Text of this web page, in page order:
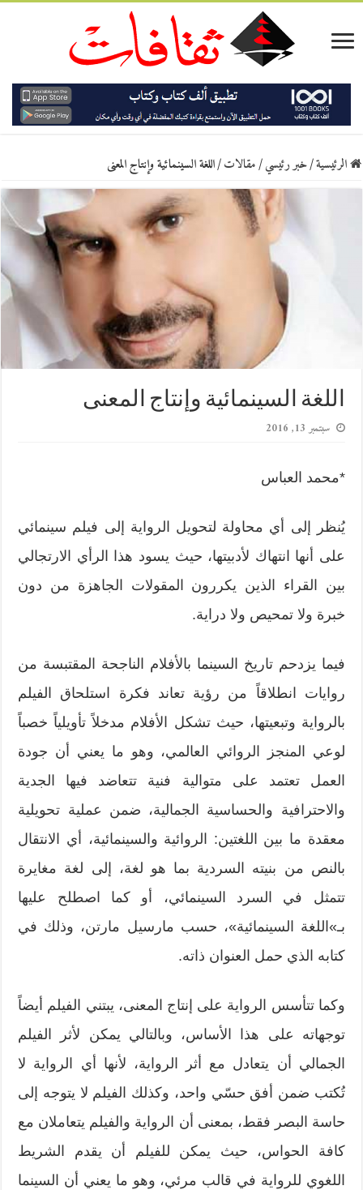
الرئيسية/خبر رئيسي/مقالات/اللغة السينمائية وإنتاج المعنى
اللغة السينمائية وإنتاج المعنى
سبتمبر 13, 2016
*محمد العباس
يُنظر إلى أي محاولة لتحويل الرواية إلى فيلم سينمائي
على أنها انتهاك لأدبيتها، حيث يسود هذا الرأي الارتجالي
بين القراء الذين يكررون المقولات الجاهزة من دون
خبرة ولا تمحيص ولا دراية.
فيما يزدحم تاريخ السينما بالأفلام الناجحة المقتبسة من
روايات انطلاقاً من رؤية تعاند فكرة استلحاق الفيلم
بالرواية وتبعيتها، حيث تشكل الأفلام مدخلاً تأويلياً خصباً
لوعي المنجز الروائي العالمي، وهو ما يعني أن جودة
العمل تعتمد على متوالية فنية تتعاضد فيها الجدية
والاحترافية والحساسية الجمالية، ضمن عملية تحويلية
معقدة ما بين اللغتين: الروائية والسينمائية، أي الانتقال
بالنص من بنيته السردية بما هو لغة، إلى لغة مغايرة
تتمثل في السرد السينمائي، أو كما اصطلح عليها
بـ»اللغة السينمائية»، حسب مارسيل مارتن، وذلك في
كتابه الذي حمل العنوان ذاته.
وكما تتأسس الرواية على إنتاج المعنى، يبتني الفيلم أيضاً
توجهاته على هذا الأساس، وبالتالي يمكن لأثر الفيلم
الجمالي أن يتعادل مع أثر الرواية، لأنها أي الرواية لا
تُكتب ضمن أفق حسّي واحد، وكذلك الفيلم لا يتوجه إلى
حاسة البصر فقط، بمعنى أن الرواية والفيلم يتعاملان مع
كافة الحواس، حيث يمكن للفيلم أن يقدم الشريط
اللغوي للرواية في قالب مرئي، وهو ما يعني أن السينما